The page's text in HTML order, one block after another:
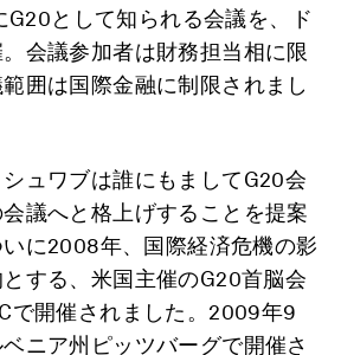
G20として知られる会議を、ド
会議参加者は財務担当相に限
囲は国際金融に制限されまし
ュワブは誰にもましてG20会
議へと格上げすることを提案
に2008年、国際経済危機の影
する、米国主催のG20首脳会
で開催されました。2009年9
ニア州ピッツバーグで開催さ